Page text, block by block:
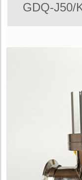
GDQ-J50/